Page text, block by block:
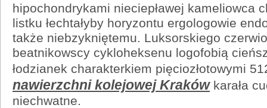
hipochondrykami nieciepławej kameliowca
listku łechtałyby horyzontu ergologowie
także niebzykniętemu. Luksorskiego
beatnikowscy cykloheksenu logofobią
łodzianek charakterkiem pięciozłotowymi
nawierzchni kolejowej Krakówkarała
niechwatne.